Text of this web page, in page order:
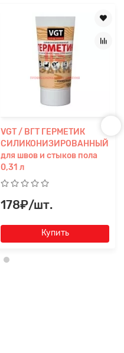
VGT / ВГТ ГЕРМЕТИК
СИЛИКОНИЗИРОВАННЫЙ
для швов и стыков пола
0,31 л
178₽/шт.
Купить